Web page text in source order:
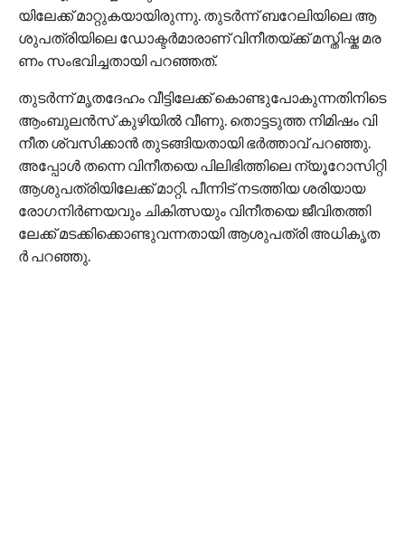
യി​ലേ​ക്ക് മാ​റ്റു​ക​യാ​യി​രു​ന്നു. തു​ട​ർ​ന്ന് ബ​റേ​ലി​യി​ലെ ആ​
ശു​പ​ത്രി​യി​ലെ ഡോ​ക്ട​ർ​മാ​രാ​ണ് വി​നീ​ത​യ്ക്ക് മ​സ്തി​ഷ്ക മ​ര​
ണം സം​ഭ​വി​ച്ച​താ​യി പ​റ​ഞ്ഞ​ത്.
തു​ട​ർ​ന്ന് മൃ​ത​ദേ​ഹം വീ​ട്ടി​ലേ​ക്ക് കൊ​ണ്ടു​പോ​കു​ന്ന​തി​നി​ടെ
ആം​ബു​ല​ൻ​സ് കു​ഴി​യി​ൽ വീ​ണു. തൊ​ട്ട​ടു​ത്ത നി​മി​ഷം വി​
നീ​ത ശ്വ​സി​ക്കാ​ൻ തു​ട​ങ്ങി​യ​താ​യി ഭ​ർ​ത്താ​വ് പ​റ​ഞ്ഞു.
അ​പ്പോ​ൾ ത​ന്നെ വി​നീ​ത​യെ പി​ലി​ഭി​ത്തി​ലെ ന്യൂ​റോ​സി​റ്റി
ആ​ശു​പ​ത്രി​യി​ലേ​ക്ക് മാ​റ്റി. പീ​ന്നി​ട് ന​ട​ത്തി​യ ശ​രി​യാ​യ
രോ​ഗ​നി​ർ​ണ​യ​വും ചി​കി​ത്സ​യും വി​നീ​ത​യെ ജീ​വി​ത​ത്തി​
ലേ​ക്ക് മ​ട​ക്കി​ക്കൊ​ണ്ടു​വ​ന്ന​താ​യി ആ​ശു​പ​ത്രി അ​ധി​കൃ​ത​
ർ പ​റ​ഞ്ഞു.